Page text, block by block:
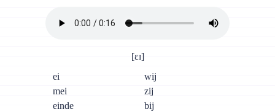
[ɛɪ]
ei
wij
mei
zij
einde
bij